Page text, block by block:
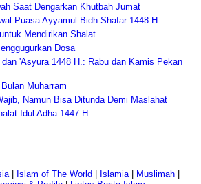
Saat Dengarkan Khutbah Jumat
Puasa Ayyamul Bidh Shafar 1448 H
Mendirikan Shalat
Dosa
'Asyura 1448 H.: Rabu dan Kamis Pekan
Muharram
Namun Bisa Ditunda Demi Maslahat
Idul Adha 1447 H
| Islam of The World Islamia| Muslimah|